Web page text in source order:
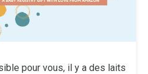
pour vous, il y a des laits